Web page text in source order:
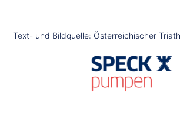
Text- und Bildquelle: Österreichischer